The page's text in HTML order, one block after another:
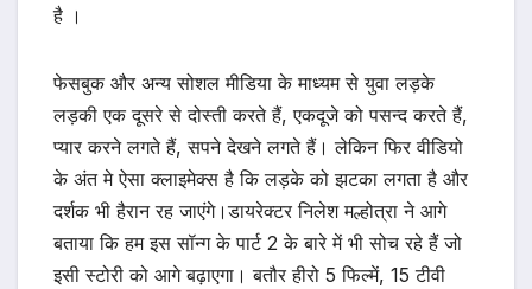
है ।
फेसबुक और अन्य सोशल मीडिया के माध्यम से युवा लड़के
लड़की एक दूसरे से दोस्ती करते हैं, एकदूजे को पसन्द करते हैं,
प्यार करने लगते हैं, सपने देखने लगते हैं। लेकिन फिर वीडियो
के अंत मे ऐसा क्लाइमेक्स है कि लड़के को झटका लगता है और
दर्शक भी हैरान रह जाएंगे।डायरेक्टर निलेश मल्होत्रा ने आगे
बताया कि हम इस सॉन्ग के पार्ट 2 के बारे में भी सोच रहे हैं जो
इसी स्टोरी को आगे बढ़ाएगा। बतौर हीरो 5 फिल्में, 15 टीवी